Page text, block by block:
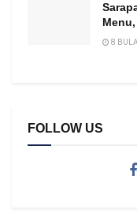
8
FOLLOW US